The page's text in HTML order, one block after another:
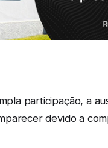
participação, a
devido a